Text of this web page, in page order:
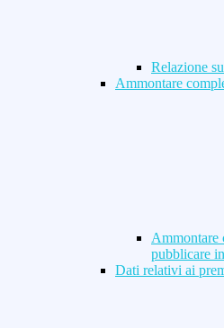
Relazione
Ammontare
Ammontare
pubblicare
Dati relativi ai